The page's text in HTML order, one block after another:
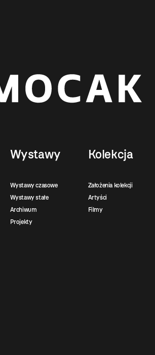
Wystawy
Wystawy czasowe
Wystawy stałe
Archiwum
Projekty
Kolekcja
Założenia kolekcji
Artyści
Filmy